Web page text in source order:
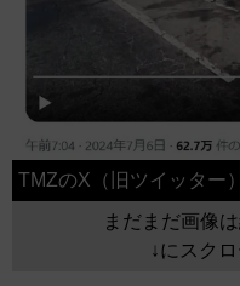
TMZのX（旧ツイッター
まだまだ画像
↓にスク